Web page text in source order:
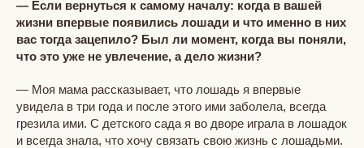
— Если вернуться к самому началу: когда в вашей
жизни впервые появились лошади и что именно в них
вас тогда зацепило? Был ли момент, когда вы поняли,
что это уже не увлечение, а дело жизни?
— Моя мама рассказывает, что лошадь я впервые
увидела в три года и после этого ими заболела, всегда
грезила ими. С детского сада я во дворе играла в лошадок
и всегда знала, что хочу связать свою жизнь с лошадьми.